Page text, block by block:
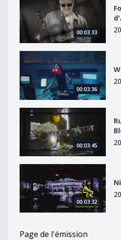
00:03:33
Wired de Vladek
00:03:36
Ruines de Stéphane Blok
00:03:45
Nicole de SnowStorm
00:03:32
Page de l'émission